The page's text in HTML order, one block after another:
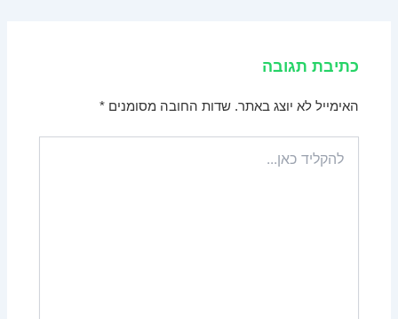
כתיבת תגובה
האימייל לא יוצג באתר. שדות החובה מסומנים*
כאן...